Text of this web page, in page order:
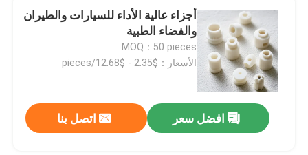
أجزاء عالية الأداء للسيارات والطيران
والفضاء الطبية
MOQ：50 pieces
الأسعار：$2.35 - $12.68/pieces
افضل سعر اتصل بنا